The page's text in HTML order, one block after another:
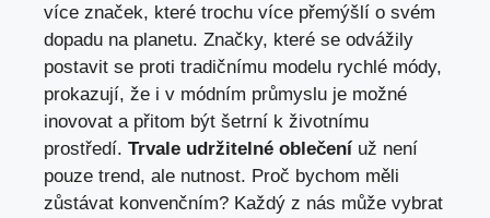
více značek, které trochu více přemýšlí o svém
dopadu na planetu. Značky, které se odvážily
postavit se proti tradičnímu modelu rychlé módy,
prokazují, že i v módním průmyslu je možné
inovovat a přitom být šetrní k životnímu
prostředí. Trvale udržitelné oblečení už není
pouze trend, ale nutnost. Proč bychom měli
zůstávat konvenčním? Každý z nás může vybrat